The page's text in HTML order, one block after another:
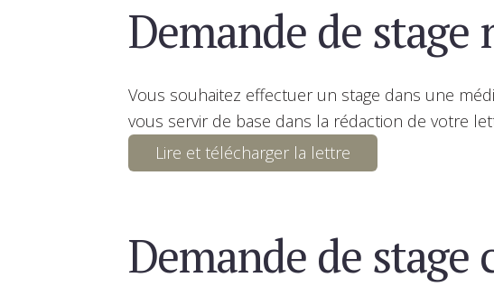
Demande de stage
Vous souhaitez effectuer un stage dans une
vous servir de base dans la rédaction de votre
Lire et télécharger la lettre
Demande de stage